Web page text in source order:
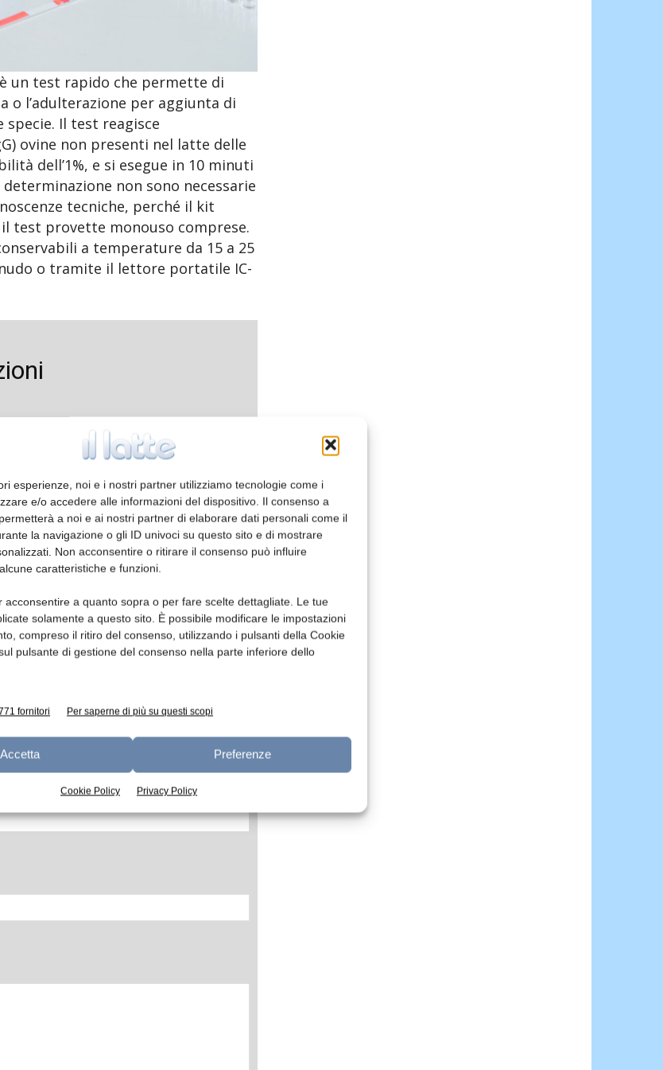
esperienze, noi e i nostri partner utilizziamo tecnologie come i
e/o accedere alle informazioni del dispositivo. Il consenso a
a noi e ai nostri partner di elaborare dati personali come il
la navigazione o gli ID univoci su questo sito e di mostrare
Non acconsentire o ritirare il consenso può influire
caratteristiche e funzioni.
acconsentire a quanto sopra o per fare scelte dettagliate. Le tue
solamente a questo sito. È possibile modificare le impostazioni
compreso il ritiro del consenso, utilizzando i pulsanti della Cookie
pulsante di gestione del consenso nella parte inferiore dello
fornitori Per saperne di più su questi scopi
Accetta Preferenze
Cookie Policy Privacy Policy
un test rapido che permette di
o l’adulterazione per aggiunta di
Il test reagisce
ovine non presenti nel latte delle
dell’1%, e si esegue in 10 minuti
non sono necessarie
tecniche, perché il kit
test provette monouso comprese.
a temperature da 15 a 25
o tramite il lettore portatile IC-